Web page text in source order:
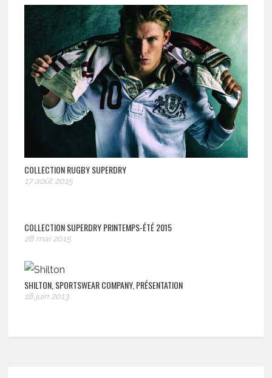
COLLECTION RUGBY SUPERDRY
17 août 2015
COLLECTION SUPERDRY PRINTEMPS-ÉTÉ 2015
28 mai 2015
SHILTON, SPORTSWEAR COMPANY, PRÉSENTATION
18 juin 2013